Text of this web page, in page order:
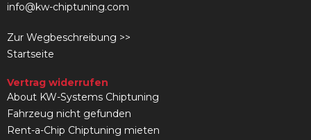
info@kw-chiptuning.com
Zur Wegbeschreibung >>
Startseite
Vertrag widerrufen
About KW-Systems Chiptuning
Fahrzeug nicht gefunden
Rent-a-Chip Chiptuning mieten